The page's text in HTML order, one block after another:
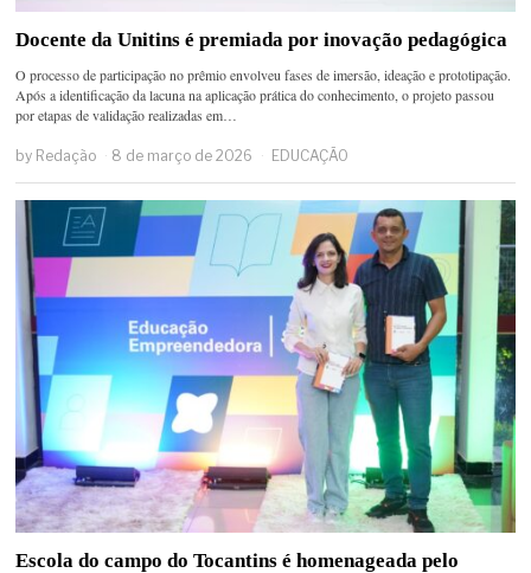
Docente da Unitins é premiada por inovação pedagógica
O processo de participação no prêmio envolveu fases de imersão, ideação e prototipação.
Após a identificação da lacuna na aplicação prática do conhecimento, o projeto passou
por etapas de validação realizadas em…
by Redação 8 de março de 2026 EDUCAÇÃO
Escola do campo do Tocantins é homenageada pelo